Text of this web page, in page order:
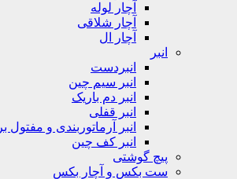
آچار لوله
آچار شلاقی
آچار ال
انبر
انبردست
انبر سیم چین
انبر دم باریک
انبر قفلی
انبر آرماتوربندی و مفتول بر
انبر کف چین
پیچ گوشتی
ست بکس و آچار بکس